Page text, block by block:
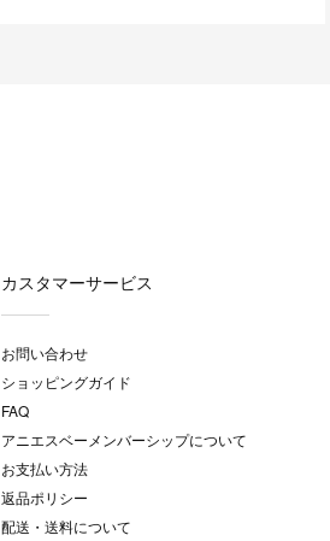
カスタマーサービス
お問い合わせ
ショッピングガイド
FAQ
アニエスベーメンバーシップについて
お支払い方法
返品ポリシー
配送・送料について